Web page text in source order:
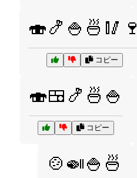
🍣🍤🍚🍜🥢🍷
コピー
🍣🍱🍤🍜🍚
コピー
🍲🍛🍚🍜